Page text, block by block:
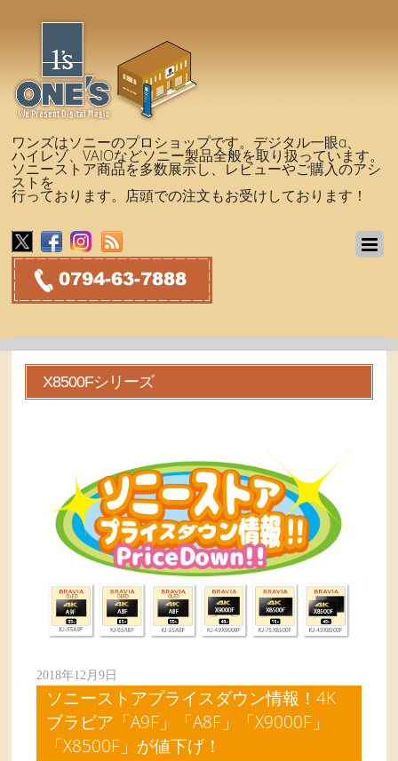
ワンズはソニーのプロショップです。デジタル一眼α、
ハイレゾ、VAIOなどソニー製品全般を取り扱っています。
ソニーストア商品を多数展示し、レビューやご購入のアシ
ストを
行っております。店頭での注文もお受けしております！
X8500Fシリーズ
2018年12月9日
ソニーストアプライスダウン情報！4K
ブラビア「A9F」「A8F」「X9000F」
「X8500F」が値下げ！